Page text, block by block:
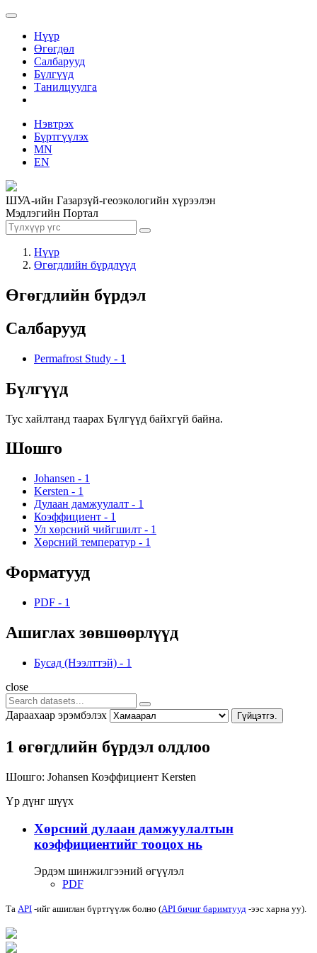
Нүүр
Өгөгдөл
Салбарууд
Бүлгүүд
Танилцуулга
Нэвтрэх
Бүртгүүлэх
MN
EN
ШУА-ийн Газарзүй-геоэкологийн хүрээлэн
Мэдлэгийн Портал
Нүүр
Өгөгдлийн бүрдлүүд
Өгөгдлийн бүрдэл
Салбарууд
Permafrost Study - 1
Бүлгүүд
Тус хайлтанд таарах Бүлгүүд байхгүй байна.
Шошго
Johansen - 1
Kersten - 1
Дулаан дамжуулалт - 1
Коэффициент - 1
Ул хөрсний чийгшилт - 1
Хөрсний температур - 1
Форматууд
PDF - 1
Ашиглах зөвшөөрлүүд
Бусад (Нээлттэй) - 1
close
Дараахаар эрэмбэлэх Гүйцэтгэ.
1 өгөгдлийн бүрдэл олдлоо
Шошго: Johansen Коэффициент Kersten
Үр дүнг шүүх
Хөрсний дулаан дамжуулалтын
коэффициентийг тооцох нь
Эрдэм шинжилгээний өгүүлэл
PDF
Та API -ийг ашиглан бүртгүүлж болно (API бичиг баримтууд -ээс харна уу).